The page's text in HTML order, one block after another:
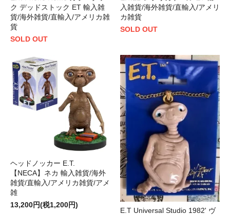
ク デッドストック ET 輸入雑
貨/海外雑貨/直輸入/アメリカ雑
貨
SOLD OUT
入雑貨/海外雑貨/直輸入/アメリ
カ雑貨
SOLD OUT
ヘッドノッカー E.T.
【NECA】ネカ 輸入雑貨/海外
雑貨/直輸入/アメリカ雑貨/アメ
雑
13,200円(税1,200円)
E.T Universal Studio 1982' ヴ